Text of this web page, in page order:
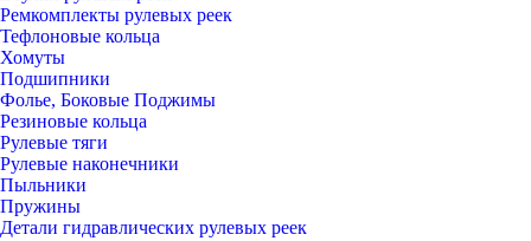
Ремкомплекты рулевых реек
Тефлоновые кольца
Хомуты
Подшипники
Фолье, Боковые Поджимы
Резиновые кольца
Рулевые тяги
Рулевые наконечники
Пыльники
Пружины
Детали гидравлических рулевых реек